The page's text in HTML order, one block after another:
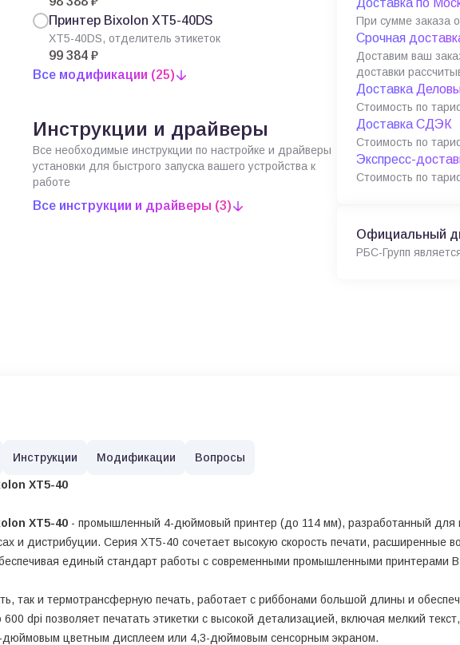
Принтер Bixolon XT5-40DS
XT5-40DS, отделитель этикеток
99 384 ₽
Все модификации (25)
Инструкции и драйверы
Все необходимые инструкции по настройке и драйверы
установки для быстрого запуска вашего устройства к
работе
Все инструкции и драйверы (3)
Доставка по
При сумме заказа
Срочная
Доставим ваш
доставки
Доставка
Стоимость по
Доставка СДЭК
Стоимость по
Экспресс-
Стоимость по
Официальный
РБС-Групп
Инструкции Модификации Вопросы
XT5-40
XT5-40 - промышленный 4-дюймовый принтер (до 114 мм), разработанный для
и дистрибуции. Серия XT5-40 сочетает высокую скорость печати, расширенные
единый стандарт работы с современными промышленными принтерами
так и термотрансферную печать, работает с риббонами большой длины и
dpi позволяет печатать этикетки с высокой детализацией, включая мелкий
дюймовым цветным дисплеем или 4,3-дюймовым сенсорным экраном.